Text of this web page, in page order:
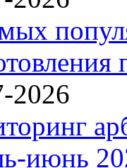
2026
июнь